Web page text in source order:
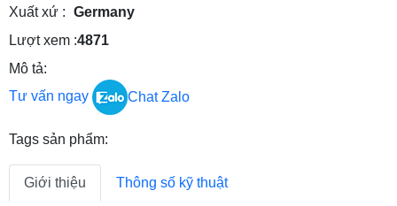
Xuất xứ : Germany
Lượt xem :4871
Mô tả:
Tư vấn ngay
Chat Zalo
Tags sản phẩm:
Giới thiệu Thông số kỹ thuật